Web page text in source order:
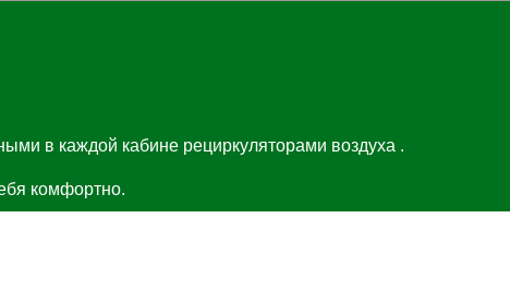
в каждой кабине рециркуляторами воздуха .
комфортно.